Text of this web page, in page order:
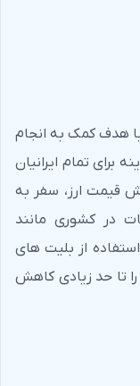
هدف کمک به انجام
برای تمام ایرانیان
قیمت ارز، سفر به
در کشوری مانند
استفاده از بلیت های
تا حد زیادی کاهش